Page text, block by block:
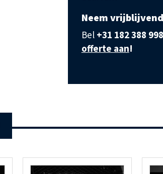
Neem
Bel +31 182 388 998
offerte aan!